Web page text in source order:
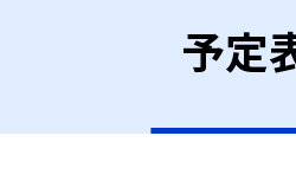
予定